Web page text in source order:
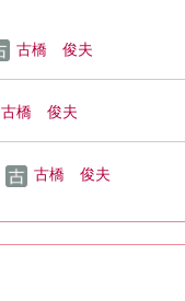
古橋 俊夫
古橋 俊夫
古橋 俊夫